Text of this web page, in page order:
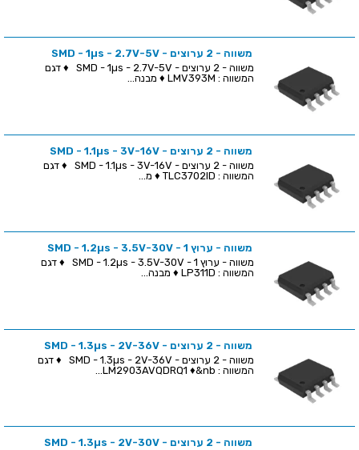
משווה - 2 ערוצים - SMD - 1µs - 2.7V-5V
משווה - 2 ערוצים - SMD - 1µs - 2.7V-5V ♦ דגם
המשווה : LMV393M ♦ מבנה...
משווה - 2 ערוצים - SMD - 1.1µs - 3V-16V
משווה - 2 ערוצים - SMD - 1.1µs - 3V-16V ♦ דגם
המשווה : TLC3702ID ♦ מ...
משווה - ערוץ 1 - SMD - 1.2µs - 3.5V-30V
משווה - ערוץ 1 - SMD - 1.2µs - 3.5V-30V ♦ דגם
המשווה : LP311D ♦ מבנה...
משווה - 2 ערוצים - SMD - 1.3µs - 2V-36V
משווה - 2 ערוצים - SMD - 1.3µs - 2V-36V ♦ דגם
המשווה : LM2903AVQDRQ1 ♦&nb...
משווה - 2 ערוצים - SMD - 1.3µs - 2V-30V